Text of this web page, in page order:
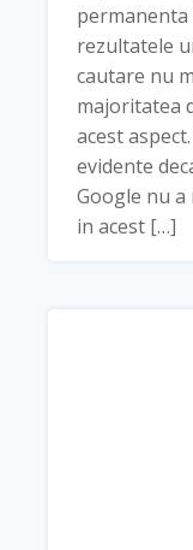
rezultatele
cautare nu
majoritatea
acest
evidente
Google nu
in acest […]